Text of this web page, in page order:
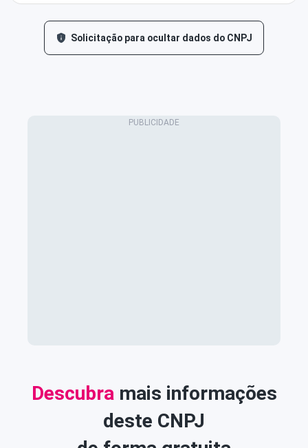
Solicitação para ocultar dados do CNPJ
Descubra mais informações
deste CNPJ